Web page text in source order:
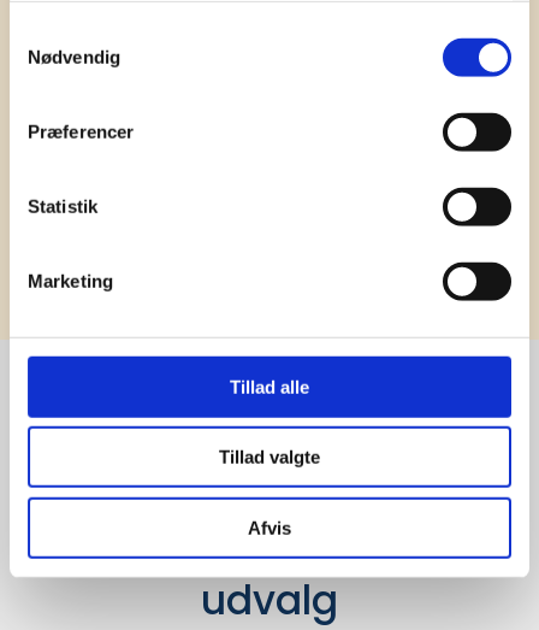
Nødvendig
Præferencer
Statistik
Marketing
Tillad alle
Tillad valgte
Afvis
konkurrencedygtig pris siden 1991.
Stærke
leverandører
giver større
udvalg